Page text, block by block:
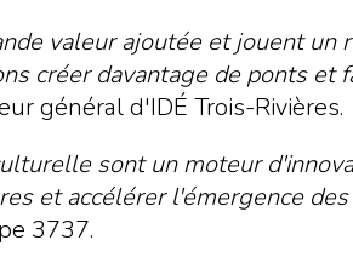
valeur ajoutée et jouent un
créer davantage de ponts
général d'IDÉ Trois-Rivières.
sont un moteur
et accélérer l'émergence
3737.